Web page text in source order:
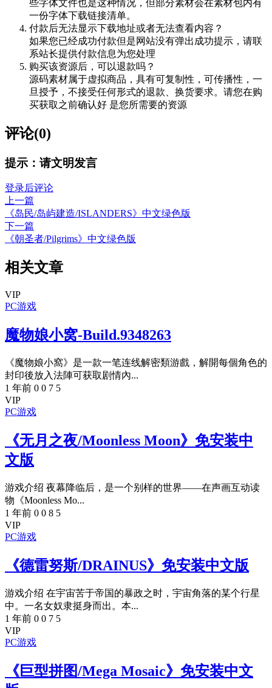
些字体文件也是这种情况，但部分素材会在素材包内有
一份字体下载链接清单。
付款后无法显示下载地址或者无法查看内容？
如果您已经成功付款但是网站没有弹出成功提示，请联
系站长提供付款信息为您处理
购买该资源后，可以退款吗？
源码素材属于虚拟商品，具有可复制性，可传播性，一
旦授予，不接受任何形式的退款、换货要求。请您在购
买获取之前确认好 是您所需要的资源
评论(0)
提示：请文明发言
登录后评论
上一篇
《岛民/岛屿建造/ISLANDERS》中文绿色版
下一篇
《朝圣者/Pilgrims》中文绿色版
相关文章
VIP
PC游戏
魔物娘小窝-Build.9348263
《魔物娘小窩》是一款一笔连线解密類游戲，解開每個角色的
封印後放入法陣可获取剧情內...
1 年前 0 0 7 5
VIP
PC游戏
《无月之夜/Moonless Moon》免安装中
文版
游戏介绍 夜幕降临后，是一个别样的世界——在声画互动读
物《Moonless Mo...
1 年前 0 0 8 5
VIP
PC游戏
《德雷努斯/DRAINUS》免安装中文版
游戏介绍 在宇宙苦于帝国的暴政之时，宇宙角落的某个行星
中。一名女奴隶挺身而出。本...
1 年前 0 0 7 5
VIP
PC游戏
《巨型拼图/Mega Mosaic》免安装中文